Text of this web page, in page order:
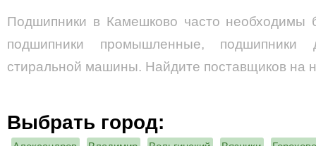
Подшипники в Камешково часто необходимы
подшипники промышленные,
стиральной машины. Найдите поставщиков на
Выбрать город: